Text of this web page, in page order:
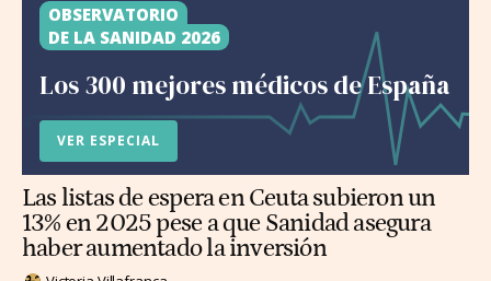
OBSERVATORIO
DE LA SANIDAD 2026
Los 300 mejores médicos de España
VER ESPECIAL
Las listas de espera en Ceuta subieron un
13% en 2025 pese a que Sanidad asegura
haber aumentado la inversión